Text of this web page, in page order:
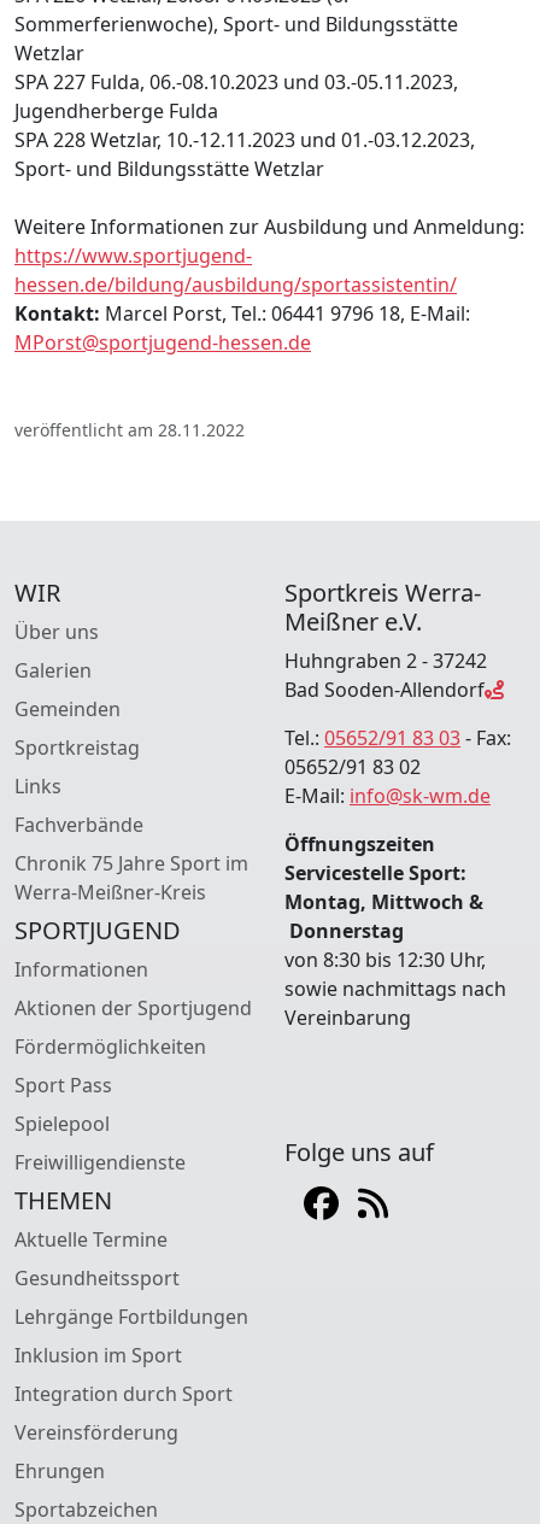
Sommerferienwoche), Sport- und Bildungsstätte
Wetzlar
SPA 227 Fulda, 06.-08.10.2023 und 03.-05.11.2023,
Jugendherberge Fulda
SPA 228 Wetzlar, 10.-12.11.2023 und 01.-03.12.2023,
Sport- und Bildungsstätte Wetzlar
Weitere Informationen zur Ausbildung und Anmeldung:
https://www.sportjugend-
hessen.de/bildung/ausbildung/sportassistentin/
Kontakt: Marcel Porst, Tel.: 06441 9796 18, E-Mail:
MPorst@sportjugend-hessen.de
veröffentlicht am 28.11.2022
WIR
Über uns
Galerien
Gemeinden
Sportkreistag
Links
Fachverbände
Chronik 75 Jahre Sport im
Werra-Meißner-Kreis
SPORTJUGEND
Informationen
Aktionen der Sportjugend
Fördermöglichkeiten
Sport Pass
Spielepool
Freiwilligendienste
THEMEN
Aktuelle Termine
Gesundheitssport
Lehrgänge Fortbildungen
Inklusion im Sport
Integration durch Sport
Vereinsförderung
Ehrungen
Sportabzeichen
Sportkreis Werra-
Meißner e.V.
Huhngraben 2 - 37242
Bad Sooden-Allendorf
Tel.: 05652/91 83 03- Fax:
05652/91 83 02
E-Mail: info@sk-wm.de
Öffnungszeiten
Servicestelle Sport:
Montag, Mittwoch &
Donnerstag
von 8:30 bis 12:30 Uhr,
sowie nachmittags nach
Vereinbarung
Folge uns auf